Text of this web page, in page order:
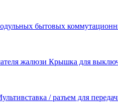
бытовых
Крышка для
/ разъем для